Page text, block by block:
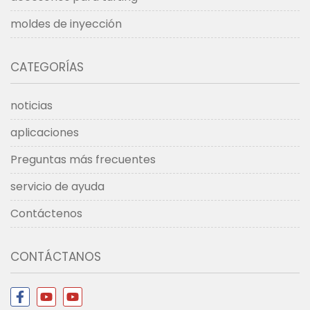
moldes de inyección
CATEGORÍAS
noticias
aplicaciones
Preguntas más frecuentes
servicio de ayuda
Contáctenos
CONTÁCTANOS